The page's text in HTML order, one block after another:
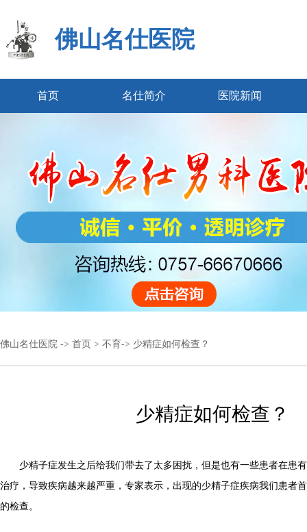
佛山名仕医院
首页 名仕简介 医院新闻
佛山名仕医院 -> 首页 > 不育-> 少精症如何检查？
少精症如何检查？
少精子症发生之后给我们带去了太多困扰，但是也有一些患者在患
治疗，导致疾病越来越严重，专家表示，出现的少精子症疾病我们患者
的检查。